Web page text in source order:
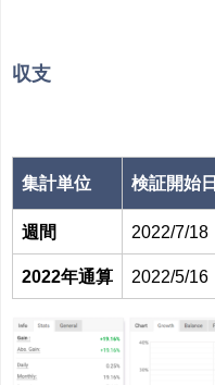
収支
集計単位 検証開始日
週間 2022/7/18
2022年通算
2022/5/16